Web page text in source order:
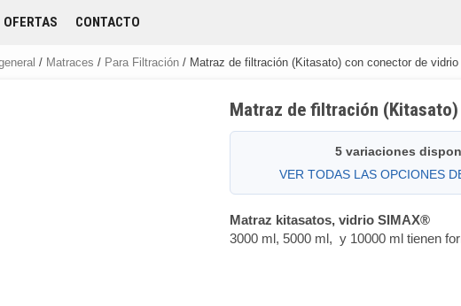
OFERTAS CONTACTO
/ Matraces / Para Filtración / Matraz de filtración (Kitasato) con conector de
Matraz de filtración
5 variaciones
VER TODAS LAS OPCIONES
Matraz kitasatos, vidrio SIMAX®
3000 ml, 5000 ml, y 10000 ml tienen